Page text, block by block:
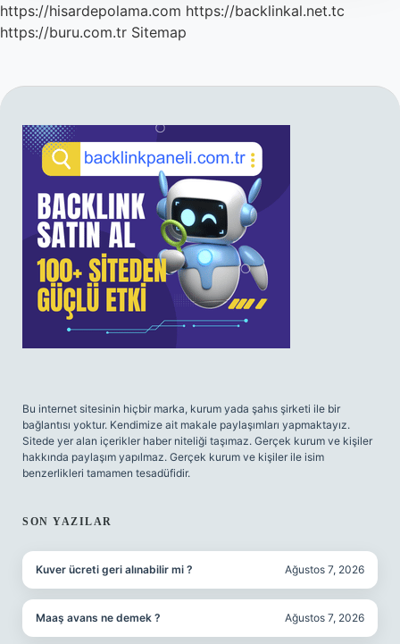
https://hisardepolama.com https://backlinkal.net.tc
https://buru.com.tr Sitemap
SIDEBAR
Bu internet sitesinin hiçbir marka, kurum yada şahıs şirketi ile bir
bağlantısı yoktur. Kendimize ait makale paylaşımları yapmaktayız.
Sitede yer alan içerikler haber niteliği taşımaz. Gerçek kurum ve kişiler
hakkında paylaşım yapılmaz. Gerçek kurum ve kişiler ile isim
benzerlikleri tamamen tesadüfidir.
SON YAZILAR
Kuver ücreti geri alınabilir mi ? Ağustos 7, 2026
Maaş avans ne demek ? Ağustos 7, 2026